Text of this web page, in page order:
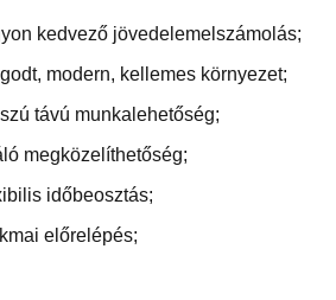
kedvező jövedelemelszámolás;
modern, kellemes környezet;
távú munkalehetőség;
megközelíthetőség;
időbeosztás;
előrelépés;